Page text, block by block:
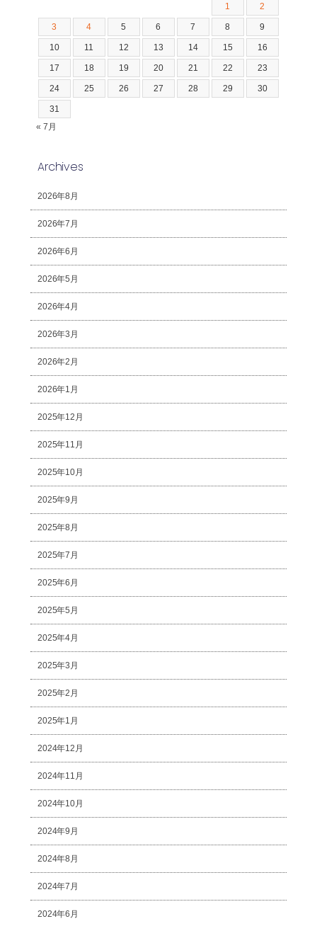
1 2
3 4 5 6 7 8 9
10 11 12 13 14 15 16
17 18 19 20 21 22 23
24 25 26 27 28 29 30
31
« 7月
Archives
2026年8月
2026年7月
2026年6月
2026年5月
2026年4月
2026年3月
2026年2月
2026年1月
2025年12月
2025年11月
2025年10月
2025年9月
2025年8月
2025年7月
2025年6月
2025年5月
2025年4月
2025年3月
2025年2月
2025年1月
2024年12月
2024年11月
2024年10月
2024年9月
2024年8月
2024年7月
2024年6月